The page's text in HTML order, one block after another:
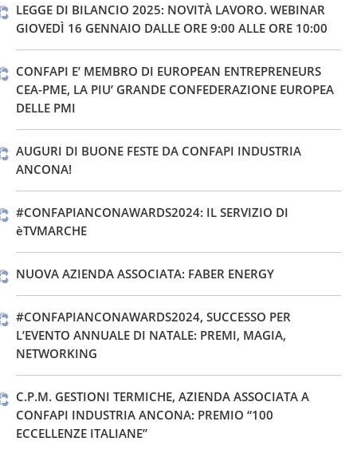
LEGGE DI BILANCIO 2025: NOVITÀ LAVORO. WEBINAR
GIOVEDÌ 16 GENNAIO DALLE ORE 9:00 ALLE ORE 10:00
CONFAPI E’ MEMBRO DI EUROPEAN ENTREPRENEURS
CEA-PME, LA PIU’ GRANDE CONFEDERAZIONE EUROPEA
DELLE PMI
AUGURI DI BUONE FESTE DA CONFAPI INDUSTRIA
ANCONA!
#CONFAPIANCONAWARDS2024: IL SERVIZIO DI
èTVMARCHE
NUOVA AZIENDA ASSOCIATA: FABER ENERGY
#CONFAPIANCONAWARDS2024, SUCCESSO PER
L’EVENTO ANNUALE DI NATALE: PREMI, MAGIA,
NETWORKING
C.P.M. GESTIONI TERMICHE, AZIENDA ASSOCIATA A
CONFAPI INDUSTRIA ANCONA: PREMIO “100
ECCELLENZE ITALIANE”